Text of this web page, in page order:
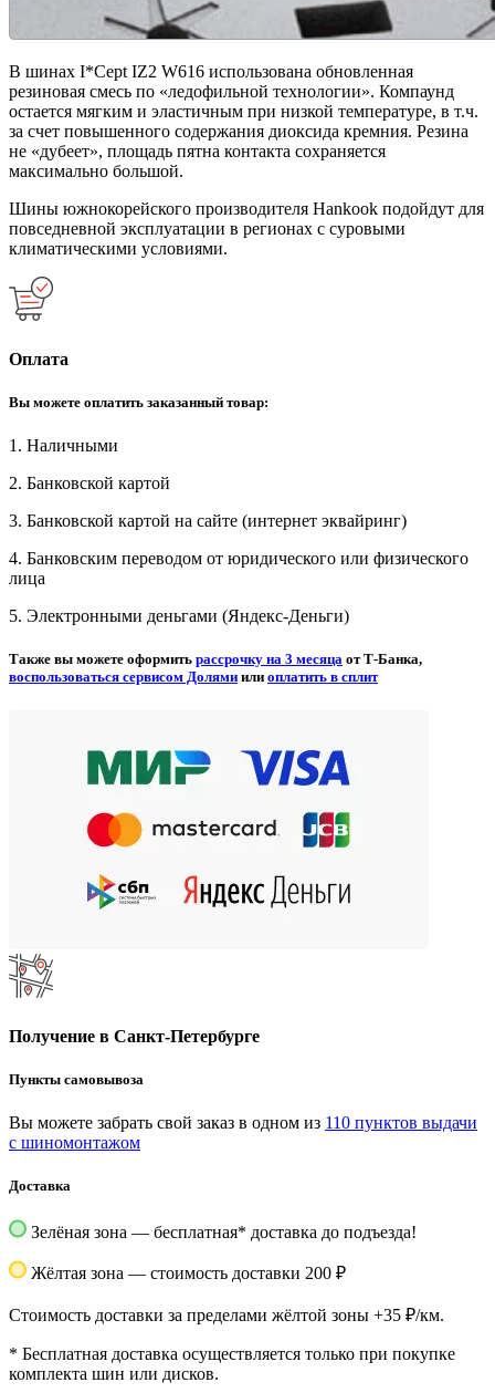
В шинах I*Cept IZ2 W616 использована обновленная
резиновая смесь по «ледофильной технологии». Компаунд
остается мягким и эластичным при низкой температуре, в т.ч.
за счет повышенного содержания диоксида кремния. Резина
не «дубеет», площадь пятна контакта сохраняется
максимально большой.
Шины южнокорейского производителя Hankook подойдут для
повседневной эксплуатации в регионах с суровыми
климатическими условиями.
Оплата
Вы можете оплатить заказанный товар:
1. Наличными
2. Банковской картой
3. Банковской картой на сайте (интернет эквайринг)
4. Банковским переводом от юридического или физического
лица
5. Электронными деньгами (Яндекс-Деньги)
Также вы можете оформить рассрочку на 3 месяца от Т-Банка,
воспользоваться сервисом Долями или оплатить в сплит
Получение в Санкт-Петербурге
Пункты самовывоза
Вы можете забрать свой заказ в одном из 110 пунктов выдачи
с шиномонтажом
Доставка
Зелёная зона — бесплатная* доставка до подъезда!
Жёлтая зона — стоимость доставки 200 ₽
Стоимость доставки за пределами жёлтой зоны +35 ₽/км.
* Бесплатная доставка осуществляется только при покупке
комплекта шин или дисков.